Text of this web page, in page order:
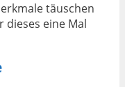
täuschen
eine Mal